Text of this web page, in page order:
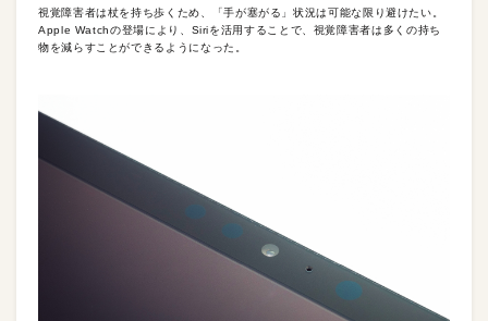
視覚障害者は杖を持ち歩くため、「手が塞がる」状況は可能な限り避けたい。
Apple Watchの登場により、Siriを活用することで、視覚障害者は多くの持ち
物を減らすことができるようになった。